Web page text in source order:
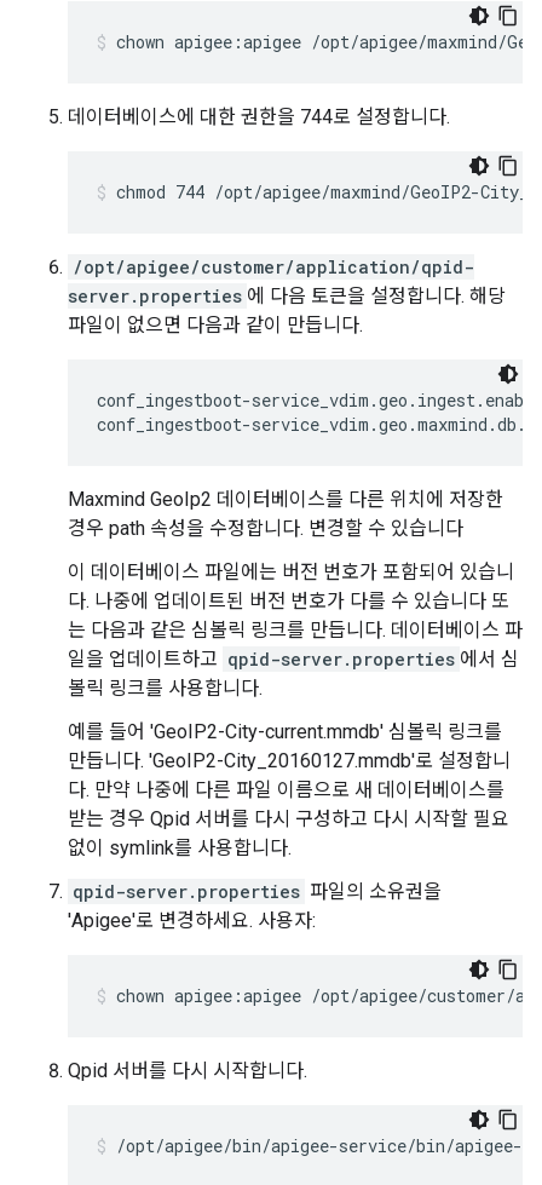
chown apigee:apigee /opt/apigee/maxmind/
데이터베이스에 대한 권한을 744로 설정합니다.
chmod 744 /opt/apigee/maxmind/GeoIP2-
/opt/apigee/customer/application/qpid-
server.properties 에 다음 토큰을 설정합니다. 해당
파일이 없으면 다음과 같이 만듭니다.
conf_ingestboot-
conf_ingestboot-
Maxmind GeoIp2 데이터베이스를 다른 위치에 저장한
경우 path 속성을 수정합니다. 변경할 수 있습니다
이 데이터베이스 파일에는 버전 번호가 포함되어 있습니
다. 나중에 업데이트된 버전 번호가 다를 수 있습니다 또
는 다음과 같은 심볼릭 링크를 만듭니다. 데이터베이스 파
일을 업데이트하고 qpid-server.properties 에서 심
볼릭 링크를 사용합니다.
예를 들어 'GeoIP2-City-current.mmdb' 심볼릭 링크를
만듭니다. 'GeoIP2-City_20160127.mmdb'로 설정합니
다. 만약 나중에 다른 파일 이름으로 새 데이터베이스를
받는 경우 Qpid 서버를 다시 구성하고 다시 시작할 필요
없이 symlink를 사용합니다.
qpid-server.properties 파일의 소유권을
'Apigee'로 변경하세요. 사용자:
chown apigee:apigee /opt/apigee/customer/
Qpid 서버를 다시 시작합니다.
/opt/apigee/bin/apigee-service/bin/apigee-